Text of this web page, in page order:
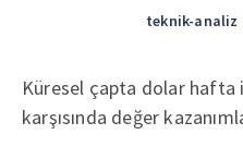
teknik-analiz
Küresel çapta dolar
karşısında değer